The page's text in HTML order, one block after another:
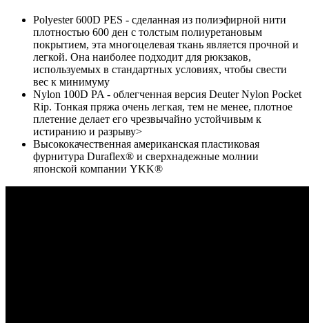
Polyester 600D PES - сделанная из полиэфирной нити
плотностью 600 ден с толстым полиуретановым
покрытием, эта многоцелевая ткань является прочной и
легкой. Она наиболее подходит для рюкзаков,
используемых в стандартных условиях, чтобы свести
вес к минимуму
Nylon 100D PA - облегченная версия Deuter Nylon Pocket
Rip. Тонкая пряжа очень легкая, тем не менее, плотное
плетение делает его чрезвычайно устойчивым к
истиранию и разрыву>
Высококачественная американская пластиковая
фурнитура Duraflex® и сверхнадежные молнии
японской компании YKK®